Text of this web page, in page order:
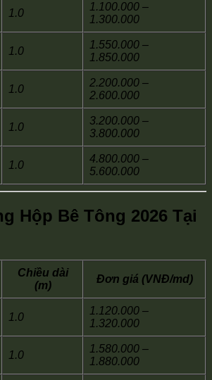
1.0
1.100.000 –
1.300.000
1.0
1.550.000 –
1.850.000
1.0
2.200.000 –
2.600.000
1.0
3.200.000 –
3.800.000
1.0
4.800.000 –
5.600.000
Hộp Bê Tông 2026 Tại
Chiều dài
(m)
Đơn giá (VNĐ/md)
1.0
1.120.000 –
1.320.000
1.0
1.580.000 –
1.880.000